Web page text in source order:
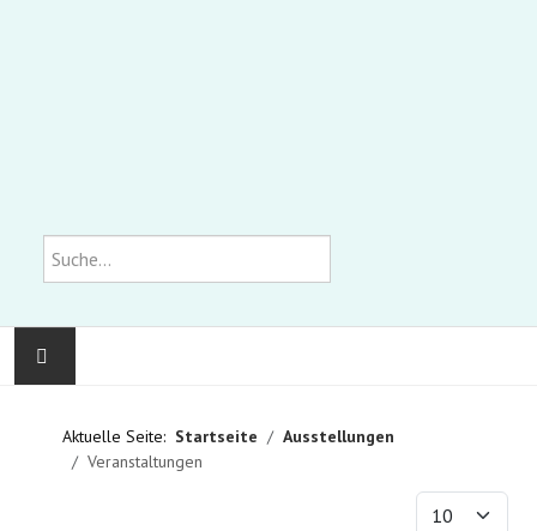
Suchen
AUSSTELLUNGEN
Aktuelle Seite: Startseite
Ausstellungen
Veranstaltungen
Anzeige #